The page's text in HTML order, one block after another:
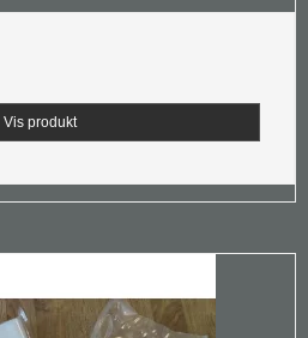
Vis produkt